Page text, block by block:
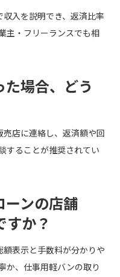
入を説明でき、返済比率
主・フリーランスでも相
場合、どう
店に連絡し、返済額や回
することが推奨されてい
ーンの店舗
すか？
表示と手数料が分かりや
か、仕事用軽バンの取り